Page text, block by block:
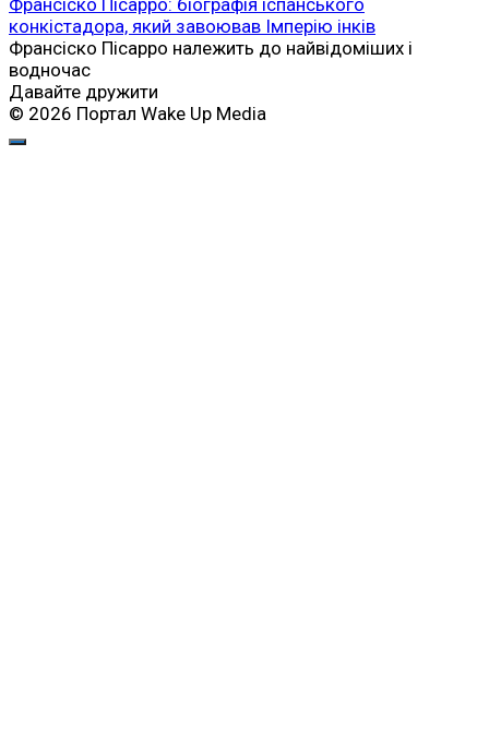
конкістадора, який завоював Імперію інків
Франсіско Пісарро належить до найвідоміших і
водночас
Давайте дружити
© 2026 Портал Wake Up Media